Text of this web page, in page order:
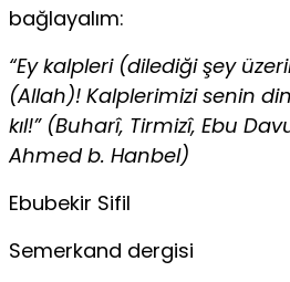
bağlayalım:
“Ey kalpleri (dilediği şey
(Allah)! Kalplerimizi senin
kıl!” (Buharî, Tirmizî, Ebu
Ahmed b. Hanbel)
Ebubekir Sifil
Semerkand dergisi